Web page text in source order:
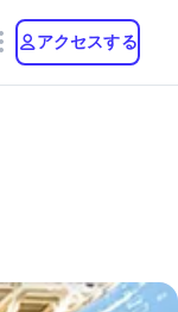
アクセスする